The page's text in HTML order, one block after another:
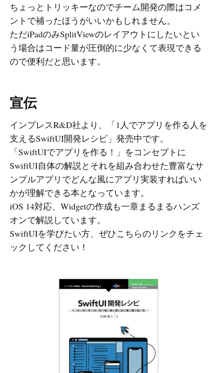
ちょっとトリッキーなのでチーム開発の際はコメ
ントで補ったほうがいいかもしれません。
ただiPadのみSplitViewのレイアウトにしたいとい
う場合はコード量が圧倒的に少なくて表現できる
ので便利だと思います。
宣伝
インプレスR&D社より、「1人でアプリを作る人を
支えるSwiftUI開発レシピ」発売中です。
「SwiftUIでアプリを作る！」をコンセプトに
SwiftUI自体の解説とそれを組み合わせた豊富なサ
ンプルアプリでどんな風にアプリ実装すればいい
かが理解できる本となっています。
iOS 14対応、Widgetの作成も一章まるまるハンズ
オンで解説しています。
SwiftUIを学びたい方、ぜひこちらのリンクをチェ
ックしてください！